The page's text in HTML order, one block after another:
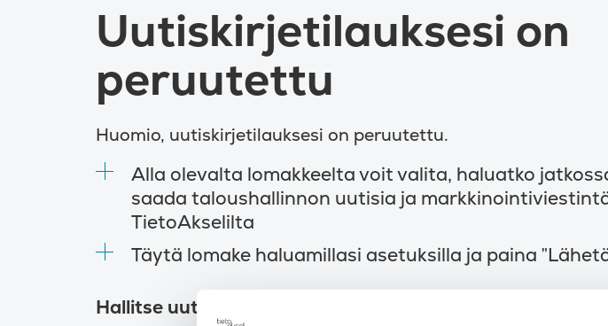
Uutiskirjetilauksesi on
peruutettu
Huomio, uutiskirjetilauksesi on peruutettu.
Alla olevalta lomakkeelta voit valita, haluatko
saada taloushallinnon uutisia ja
TietoAkselilta
Täytä lomake haluamillasi asetuksilla ja paina
Hallitse uutiskirjetilauksiasi